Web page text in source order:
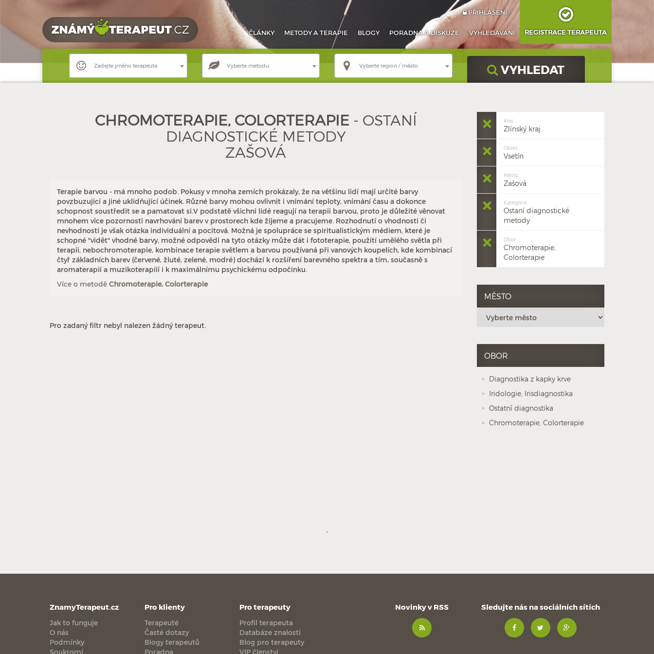
ČLÁNKY METODYA TERAPIE BLOGY PORADNAA DISKUZE VYHLEDÁVÁNÍ
PŘIHLÁŠENÍ
REGISTRACE TERAPEUTA
Zadejte jméno terapeuta Vyberte metodu Vyberte region / město VYHLEDAT
CHROMOTERAPIE, COLORTERAPIE - OSTANÍ
DIAGNOSTICKÉ METODY
ZAŠOVÁ
Terapie barvou - má mnoho podob. Pokusy v mnoha zemích prokázaly, že na většinu lidí mají určité barvy
povzbuzující a jiné uklidňující účinek. Různé barvy mohou ovlivnit i vnímání teploty, vnímání času a dokonce
schopnost soustředit se a pamatovat si.V podstatě všichni lidé reagují na terapii barvou, proto je důležité věnovat
mnohem více pozornosti navrhování barev v prostorech kde žijeme a pracujeme. Rozhodnutí o vhodnosti či
nevhodnosti je však otázka individuální a pocitová. Možná je spolupráce se spiritualistickým médiem, které je
schopné "vidět" vhodné barvy, možné odpovědi na tyto otázky může dát i fototerapie, použití umělého světla při
terapii, nebochromoterapie, kombinace terapie světlem a barvou používaná při vanových koupelích, kde kombinací
čtyř základních barev (červené, žluté, zelené, modré) dochází k rozšíření barevného spektra a tím, současně s
aromaterapií a muzikoterapiíí i k maximálnímu psychickému odpočinku.
Více o metodě Chromoterapie, Colorterapie
Pro zadaný filtr nebyl nalezen žádný terapeut.
Kraj
Zlínský kraj
Okres
Vsetín
Město
Zašová
Kategorie
Ostaní diagnostické
metody
Obor
Chromoterapie,
Colorterapie
MĚSTO
OBOR
Diagnostika z kapky krve
Iridologie, Irisdiagnostika
Ostatnī diagnostika
Chromoterapie, Colorterapie
ZnamyTerapeut.cz
Jak to funguje
O nás
Podmínky
Soukromí
Pro klienty
Terapeuté
Časté dotazy
Blogy terapeutů
Poradna
Pro terapeuty
Profil terapeuta
Databáze znalostí
Blog pro terapeuty
VIP členství
Novinky v RSS Sledujte nás na sociálních sítích